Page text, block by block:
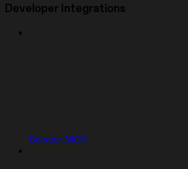
Developer Integrations
Serveur MCP